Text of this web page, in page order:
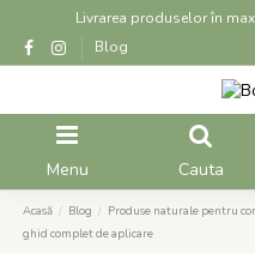
Livrarea produselor în
Blog
Menu Cauta
Acasă Blog Produse naturale pentru
ghid complet de aplicare